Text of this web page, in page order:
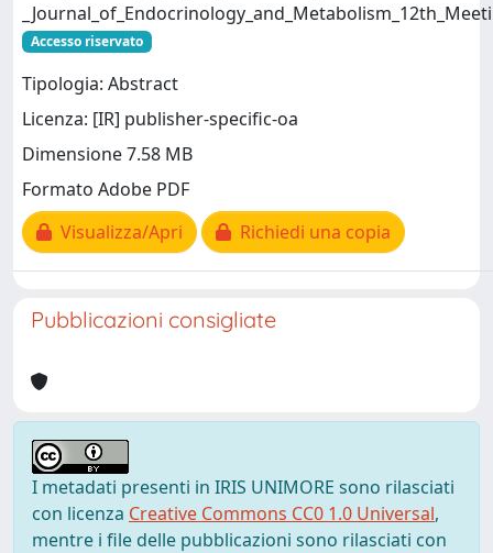
Accesso riservato
Tipologia: Abstract
Licenza: [IR] publisher-specific-oa
Dimensione 7.58 MB
Formato Adobe PDF
Visualizza/Apri
Richiedi una copia
Pubblicazioni consigliate
I metadati presenti in IRIS UNIMORE sono rilasciati
con licenza Creative Commons CC0 1.0 Universal,
mentre i file delle pubblicazioni sono rilasciati con